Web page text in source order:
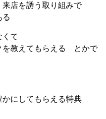
店を誘う取り組みで
る
くて
を教えてもらえる とかで
にしてもらえる特典